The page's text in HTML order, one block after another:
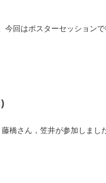
今回はポスターセッション
橋さん，笠井が参加しまし